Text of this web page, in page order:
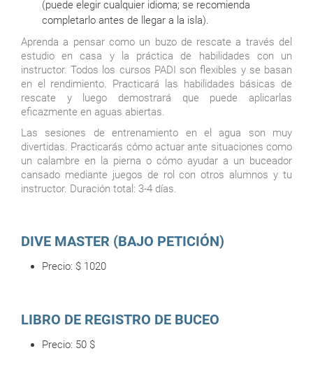
(puede elegir cualquier idioma; se recomienda
completarlo antes de llegar a la isla).
Aprenda a pensar como un buzo de rescate a través del
estudio en casa y la práctica de habilidades con un
instructor. Todos los cursos PADI son flexibles y se basan
en el rendimiento. Practicará las habilidades básicas de
rescate y luego demostrará que puede aplicarlas
eficazmente en aguas abiertas.
Las sesiones de entrenamiento en el agua son muy
divertidas. Practicarás cómo actuar ante situaciones como
un calambre en la pierna o cómo ayudar a un buceador
cansado mediante juegos de rol con otros alumnos y tu
instructor. Duración total: 3-4 días.
DIVE MASTER (BAJO PETICIÓN)
Precio: $ 1020
LIBRO DE REGISTRO DE BUCEO
Precio: 50 $